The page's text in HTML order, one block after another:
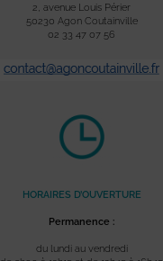
2, avenue Louis Périer
50230 Agon Coutainville
02 33 47 07 56
HORAIRES D’OUVERTURE
Permanence :
du lundi au vendredi